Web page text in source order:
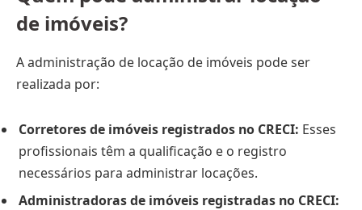
de imóveis?
A administração de locação de imóveis pode ser
realizada por:
Corretores de imóveis registrados no CRECI: Esses
profissionais têm a qualificação e o registro
necessários para administrar locações.
Administradoras de imóveis registradas no CRECI: